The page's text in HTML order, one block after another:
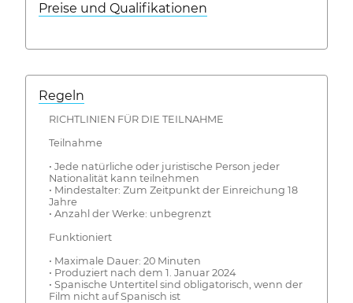
Preise und Qualifikationen
Regeln
RICHTLINIEN FÜR DIE TEILNAHME
Teilnahme
• Jede natürliche oder juristische Person jeder
Nationalität kann teilnehmen
• Mindestalter: Zum Zeitpunkt der Einreichung 18
Jahre
• Anzahl der Werke: unbegrenzt
Funktioniert
• Maximale Dauer: 20 Minuten
• Produziert nach dem 1. Januar 2024
• Spanische Untertitel sind obligatorisch, wenn der
Film nicht auf Spanisch ist